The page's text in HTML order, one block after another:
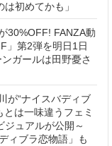
初めてかも」
30%OFF! FANZA動
」第2弾を明日1日
ガールは田野憂さ
が“ナイスバディブ
は一味違うフェミ
ジュアルが公開～
ィブラ恋物語」も